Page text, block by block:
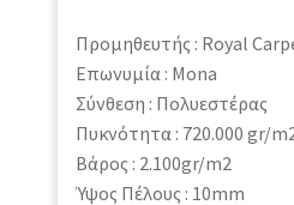
Προμηθευτής : Royal
Επωνυμία : Mona
Σύνθεση : Πολυεστέρας
Πυκνότητα : 720.000 gr/
Βάρος : 2.100gr/m2
Ύψος Πέλους : 10mm